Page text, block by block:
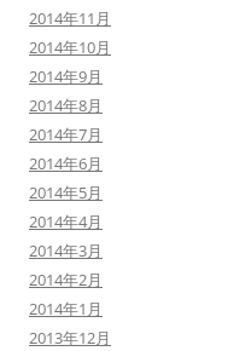
2014年11月
2014年10月
2014年9月
2014年8月
2014年7月
2014年6月
2014年5月
2014年4月
2014年3月
2014年2月
2014年1月
2013年12月